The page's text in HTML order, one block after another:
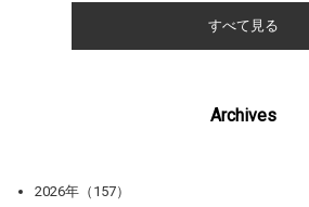
すべて見る
Archives
2026年（157）